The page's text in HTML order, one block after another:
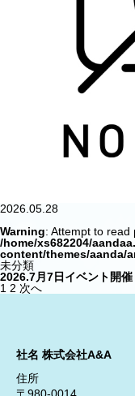
2026.05.28
Warning: Attempt to read
/home/xs682204/
content/themes/aanda/
未分類
2026.7月7日イベント開催
投1 2 次へ
社名 株式会社A&A
住所